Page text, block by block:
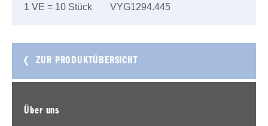
1 VE = 10 Stück
VYG1294.445
ZUR PRODUKTÜBERSICHT
Über uns